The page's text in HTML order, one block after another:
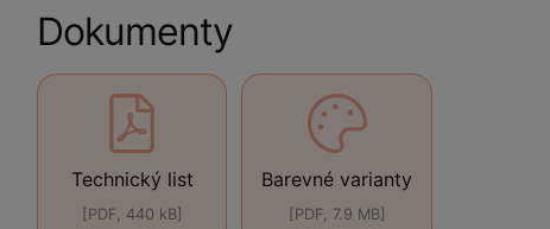
Dokumenty
Technický list
[PDF, 440 kB]
Barevné varianty
[PDF, 7.9 MB]